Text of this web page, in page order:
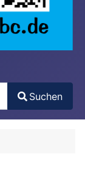
for results.
Suchen